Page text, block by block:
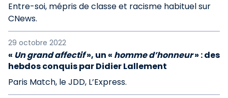
Entre-soi, mépris de classe et racisme habituel sur
CNews.
29 octobre 2022
« Un grand affectif», un « homme d’honneur» : des
hebdos conquis par Didier Lallement
Paris Match, le JDD, L’Express.